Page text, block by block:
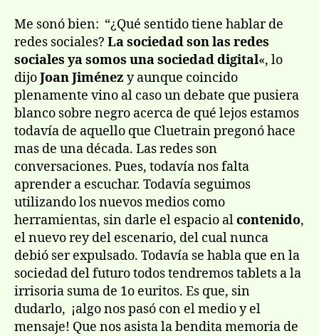
Me sonó bien: “¿Qué sentido tiene hablar de
redes sociales? La sociedad son las redes
sociales ya somos una sociedad digital«, lo
dijoJoan Jiménez y aunque coincido
plenamente vino al caso un debate que pusiera
blanco sobre negro acerca de qué lejos estamos
todavía de aquello que Cluetrain pregonó hace
mas de una década. Las redes son
conversaciones. Pues, todavía nos falta
aprender a escuchar. Todavía seguimos
utilizando los nuevos medios como
herramientas, sin darle el espacio alcontenido,
el nuevo rey del escenario, del cual nunca
debió ser expulsado. Todavía se habla que en la
sociedad del futuro todos tendremos tablets a la
irrisoria suma de 1o euritos. Es que, sin
dudarlo, ¡algo nos pasó con el medio y el
mensaje! Que nos asista la bendita memoria de